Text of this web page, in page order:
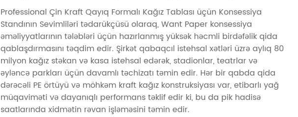
Professional Çin Kraft Qayıq Formalı Kağız Tablası üçün Konsessiya
Standının Sevimliləri tədarükçüsü olaraq, Want Paper konsessiya
əməliyyatlarının tələbləri üçün hazırlanmış yüksək həcmli birdəfəlik qida
qablaşdırmasını təqdim edir. Şirkət qabaqcıl istehsal xətləri üzrə aylıq 80
milyon kağız stəkan və kasa istehsal edərək, stadionlar, teatrlar və
əyləncə parkları üçün davamlı təchizatı təmin edir. Hər bir qabda qida
dərəcəli PE örtüyü və möhkəm kraft kağız konstruksiyası var, etibarlı yağ
müqaviməti və dayanıqlı performans təklif edir ki, bu da pik hadisə
saatlarında xidmətin rəvan işləməsini təmin edir.